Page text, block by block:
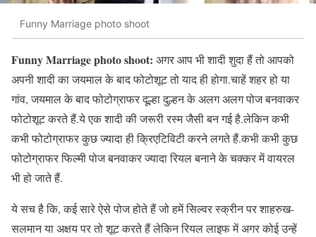
Funny Marriage photo shoot
Funny Marriage photo shoot: अगर आप भी शादी शुदा हैं तो आपको
अपनी शादी का जयमाल के बाद फोटोशूट तो याद ही होगा.चाहें शहर हो या
गांव, जयमाल के बाद फोटोग्राफर दूल्हा दुल्हन के अलग अलग पोज बनवाकर
फोटोशूट करते हैं.ये एक शादी की जरूरी रस्म जैसी बन गई है.लेकिन कभी
कभी फोटोग्राफर कुछ ज्यादा ही क्रिएटिविटी करने लगते हैं.कभी कभी कुछ
फोटोग्राफर फिल्मी पोज बनवाकर ज्यादा रियल बनाने के चक्कर में वायरल
भी हो जाते हैं.
ये सच है कि, कई सारे ऐसे पोज होते हैं जो हमें सिल्वर स्क्रीन पर शाहरुख-
सलमान या अक्षय पर तो शूट करते हैं लेकिन रियल लाइफ में अगर कोई उन्हें